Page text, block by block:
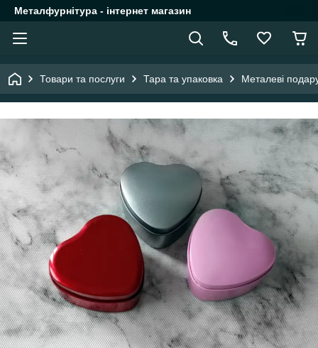
Металфурнітура - інтернет магазин
Товари та послуги Тара та упаковка Металеві